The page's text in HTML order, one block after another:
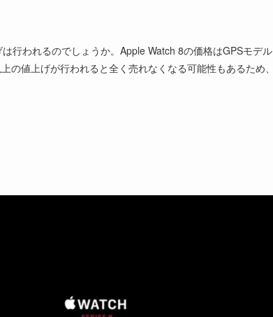
行われるのでしょうか。Apple Watch 8の価格はGPSモデル
値上げが行われると全く売れなくなる可能性もあるため、